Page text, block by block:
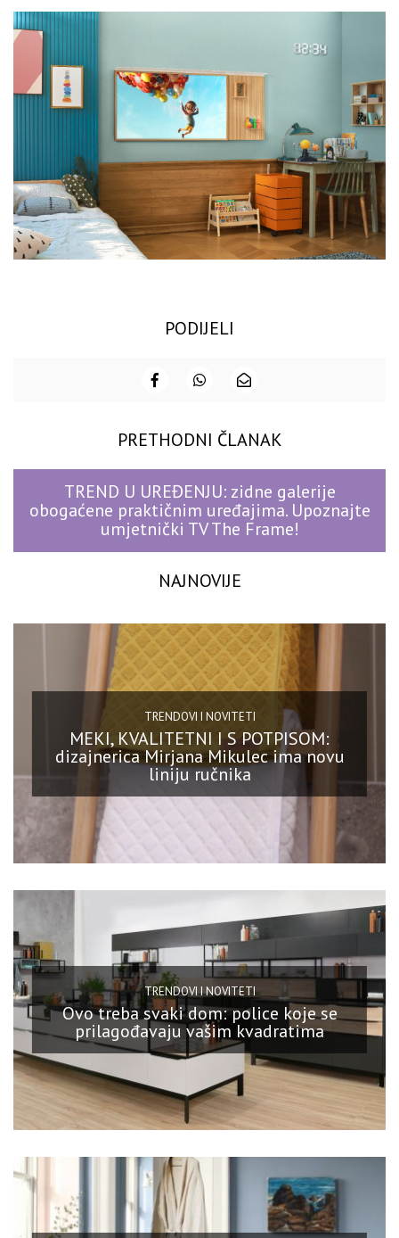
PODIJELI
PRETHODNI ČLANAK
TREND U UREĐENJU: zidne galerije
obogaćene praktičnim uređajima. Upoznajte
umjetnički TV The Frame!
NAJNOVIJE
TRENDOVI I NOVITETI
MEKI, KVALITETNI I S POTPISOM:
dizajnerica Mirjana Mikulec ima novu
liniju ručnika
TRENDOVI I NOVITETI
Ovo treba svaki dom: police koje se
prilagođavaju vašim kvadratima